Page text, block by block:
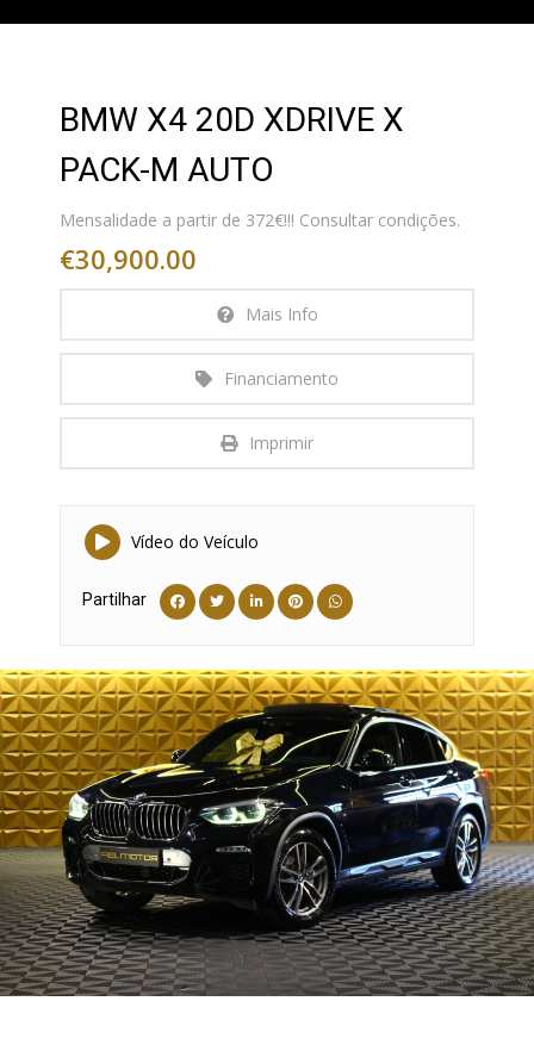
BMW X4 20D XDRIVE X
PACK-M AUTO
Mensalidade a partir de 372€!!! Consultar condições.
€30,900.00
Mais Info
Financiamento
Imprimir
Vídeo do Veículo
Partilhar